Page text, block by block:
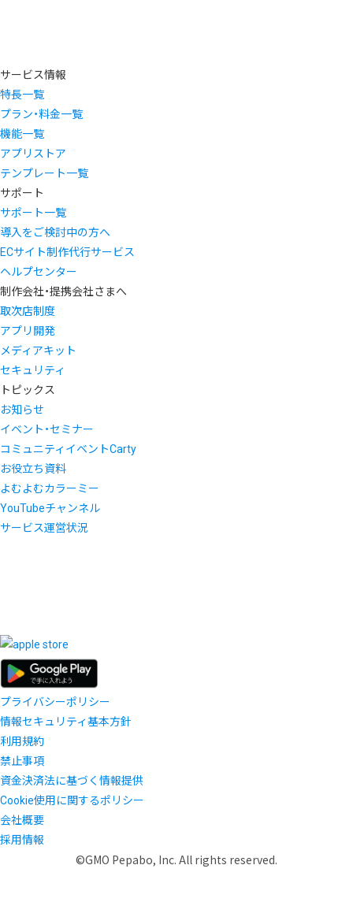
サービス情報
特長一覧
プラン・料金一覧
機能一覧
アプリストア
テンプレート一覧
サポート
サポート一覧
導入をご検討中の方へ
ECサイト制作代行サービス
ヘルプセンター
制作会社・提携会社さまへ
取次店制度
アプリ開発
メディアキット
セキュリティ
トピックス
お知らせ
イベント・セミナー
コミュニティイベントCarty
お役立ち資料
よむよむカラーミー
YouTubeチャンネル
サービス運営状況
プライバシーポリシー
情報セキュリティ基本方針
利用規約
禁止事項
資金決済法に基づく情報提供
Cookie使用に関するポリシー
会社概要
採用情報
©GMO Pepabo, Inc. All rights reserved.